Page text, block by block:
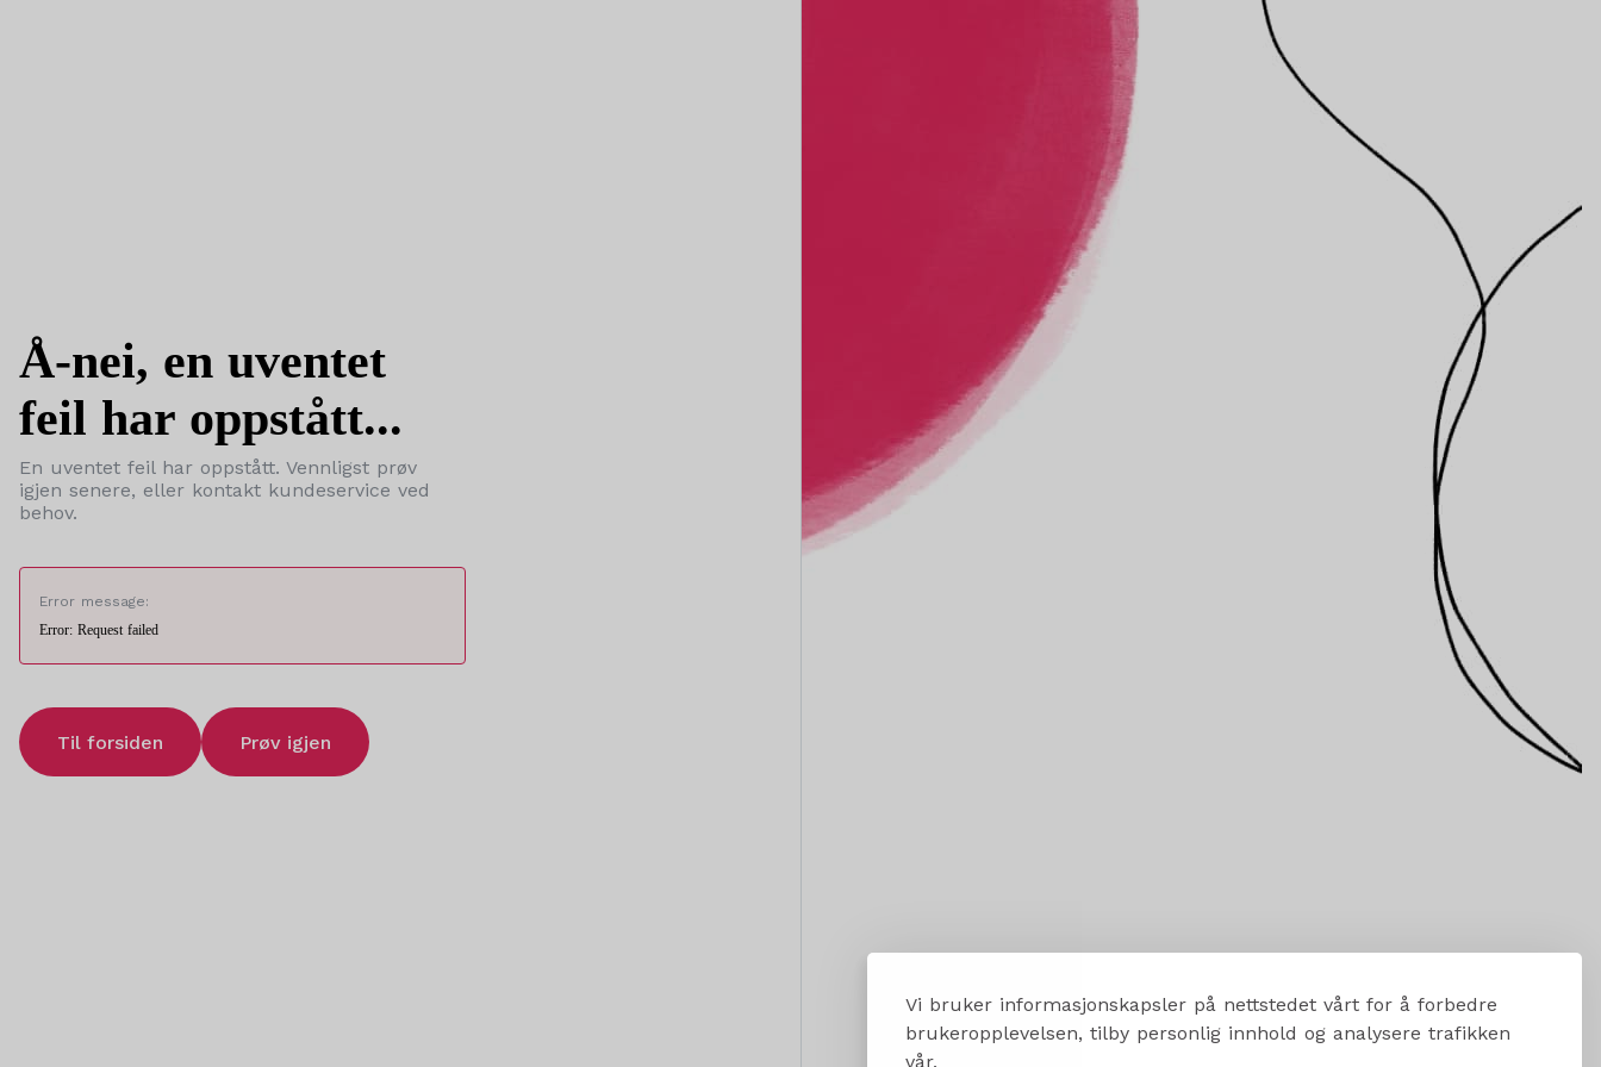
Vi bruker informasjonskapsler på nettstedet vårt for å forbedre
brukeropplevelsen, tilby personlig innhold og analysere trafikken
vår.
Å-nei, en uventet
feil har oppstått...
En uventet feil har oppstått. Vennligst prøv
igjen senere, eller kontakt kundeservice ved
behov.
Error message:
Error: Request failed
Til forsiden Prøv igjen